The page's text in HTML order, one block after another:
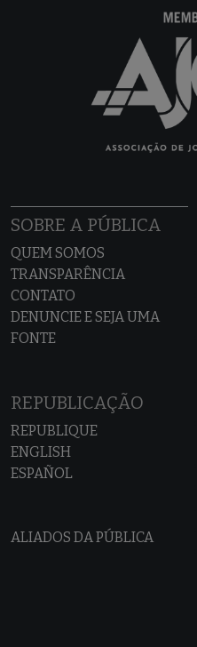
SOBRE A PÚBLICA
QUEM SOMOS
TRANSPARÊNCIA
CONTATO
DENUNCIE E SEJA UMA
FONTE
REPUBLICAÇÃO
REPUBLIQUE
ENGLISH
ESPAÑOL
ALIADOS DA PÚBLICA